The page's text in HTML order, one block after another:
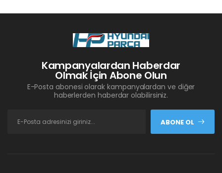
Kampanyalardan Haberdar
Olmak İçin Abone Olun
E-Posta abonesi olarak kampanyalardan ve diğer
haberlerden haberdar olabilirsiniz.
ABONE OL